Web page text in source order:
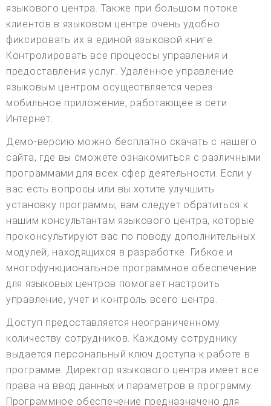
языкового центра. Также при большом потоке
клиентов в языковом центре очень удобно
фиксировать их в единой языковой книге.
Контролировать все процессы управления и
предоставления услуг. Удаленное управление
языковым центром осуществляется через
мобильное приложение, работающее в сети
Интернет.
Демо-версию можно бесплатно скачать с нашего
сайта, где вы сможете ознакомиться с различными
программами для всех сфер деятельности. Если у
вас есть вопросы или вы хотите улучшить
установку программы, вам следует обратиться к
нашим консультантам языкового центра, которые
проконсультируют вас по поводу дополнительных
модулей, находящихся в разработке. Гибкое и
многофункциональное программное обеспечение
для языковых центров помогает настроить
управление, учет и контроль всего центра.
Доступ предоставляется неограниченному
количеству сотрудников. Каждому сотруднику
выдается персональный ключ доступа к работе в
программе. Директор языкового центра имеет все
права на ввод данных и параметров в программу.
Программное обеспечение предназначено для